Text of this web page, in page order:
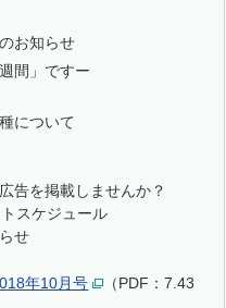
お知らせ
間」ですー
について
告を掲載しませんか？
スケジュール
せ
年10月号
（PDF：7.43